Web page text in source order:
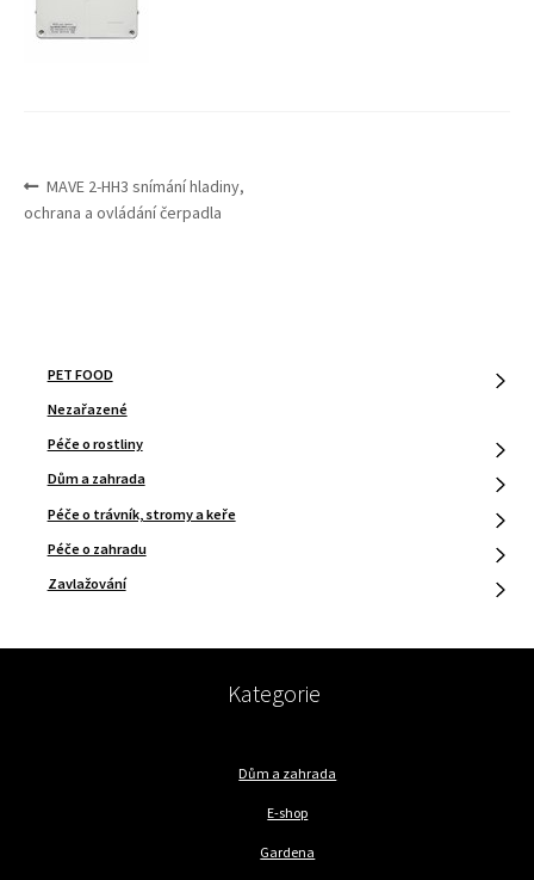
Služby
NAVIGACE
PRO
Předchozí
příspěvek:
MAVE 2-HH3 snímání hladiny,
ochrana a ovládání čerpadla
PET FOOD
Nezařazené
Péče o rostliny
Dům a zahrada
Péče o trávník, stromy a keře
Péče o zahradu
Zavlažování
Kategorie
Dům a zahrada
E-shop
Gardena